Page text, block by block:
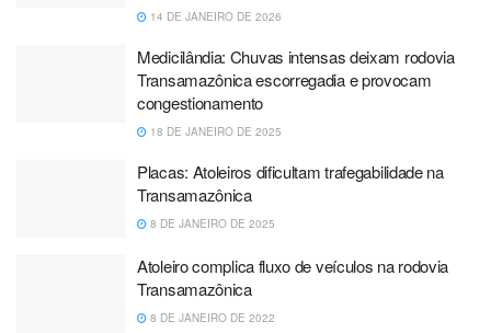
14 DE JANEIRO DE 2026
Medicilândia: Chuvas intensas deixam rodovia
Transamazônica escorregadia e provocam
congestionamento
18 DE JANEIRO DE 2025
Placas: Atoleiros dificultam trafegabilidade na
Transamazônica
8 DE JANEIRO DE 2025
Atoleiro complica fluxo de veículos na rodovia
Transamazônica
8 DE JANEIRO DE 2022